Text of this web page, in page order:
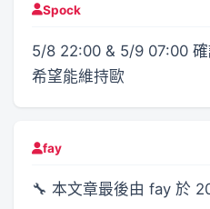
Spock
5/8 22:00 & 5/9 07:00
希望能維持歐
fay
🔧 本文章最後由 fay 於